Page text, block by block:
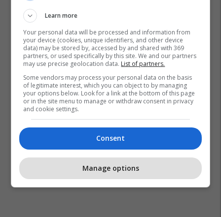
Learn more
Your personal data will be processed and information from
your device (cookies, unique identifiers, and other device
data) may be stored by, accessed by and shared with 369
partners, or used specifically by this site. We and our partners
may use precise geolocation data. List of partners.
Some vendors may process your personal data on the basis
of legitimate interest, which you can object to by managing
your options below. Look for a link at the bottom of this page
or in the site menu to manage or withdraw consent in privacy
and cookie settings.
Consent
Manage options